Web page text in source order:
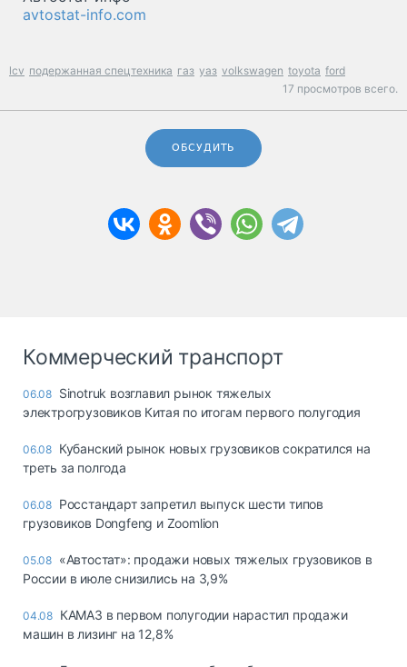
avtostat-info.com
lcv подержанная спецтехника газ уаз volkswagen toyota ford
17 просмотров всего.
ОБСУДИТЬ
Коммерческий транспорт
06.08 Sinotruk возглавил рынок тяжелых
электрогрузовиков Китая по итогам первого полугодия
06.08 Кубанский рынок новых грузовиков сократился на
треть за полгода
06.08 Росстандарт запретил выпуск шести типов
грузовиков Dongfeng и Zoomlion
05.08 «Автостат»: продажи новых тяжелых грузовиков в
России в июле снизились на 3,9%
04.08 КАМАЗ в первом полугодии нарастил продажи
машин в лизинг на 12,8%